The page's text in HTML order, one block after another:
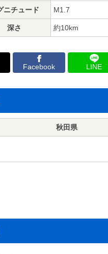
ニチュード M1.7
深さ 約10km
Facebook LINE
秋田県